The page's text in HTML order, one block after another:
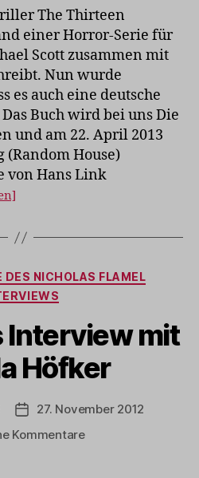
der
Thirteen
Hallows
The Thirteen
einer Horror-Serie für
Scott zusammen mit
Nun wurde
es auch eine deutsche
Buch wird bei uns Die
und am 22. April 2013
House)
von Hans Link
Kategorien
DES NICHOLAS FLAMEL
Interview mit
Höfker
Veröffentlichungsdatum
27. November 2012
Kommentarezu